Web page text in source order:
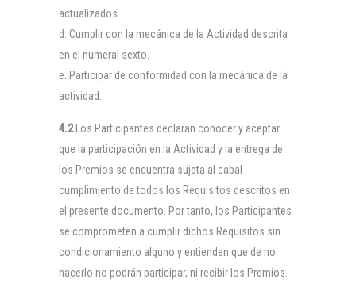
actualizados.
Cumplir con la mecánica de la Actividad descrita
en el numeral sexto.
Participar de conformidad con la mecánica de la
actividad.
4.2Los Participantes declaran conocer y aceptar
que la participación en la Actividad y la entrega de
los Premios se encuentra sujeta al cabal
cumplimiento de todos los Requisitos descritos en
el presente documento. Por tanto, los Participantes
se comprometen a cumplir dichos Requisitos sin
condicionamiento alguno y entienden que de no
hacerlo no podrán participar, ni recibir los Premios.